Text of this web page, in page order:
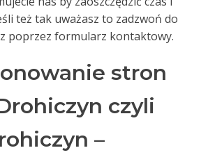
też tak uważasz to zadzwoń do
poprzez formularz kontaktowy.
stron
czyli
–